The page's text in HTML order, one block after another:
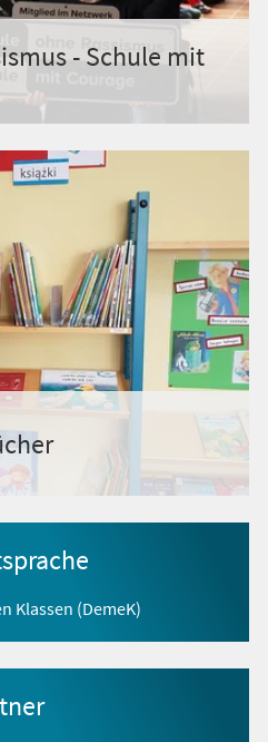
- Schule mit
Klassen (DemeK)